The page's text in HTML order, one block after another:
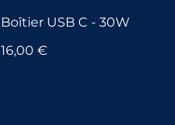
Boîtier USB C - 30W
16,00 €